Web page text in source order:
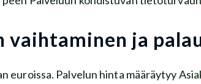
vaihtaminen ja
euroissa. Palvelun hinta määräytyy